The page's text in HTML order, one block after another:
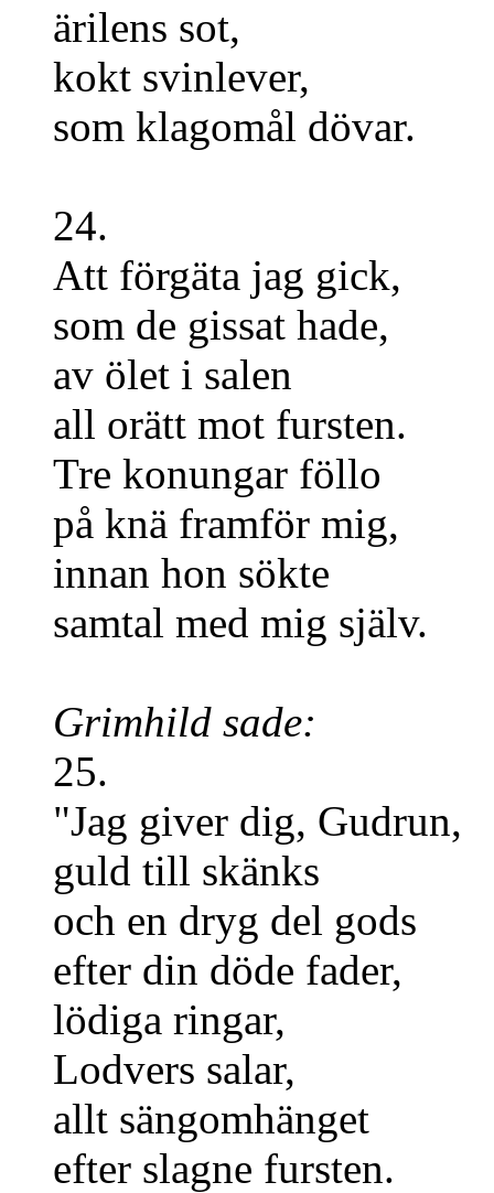
ärilens sot,
kokt svinlever,
som klagomål dövar.
24.
Att förgäta jag gick,
som de gissat hade,
av ölet i salen
all orätt mot fursten.
Tre konungar föllo
på knä framför mig,
innan hon sökte
samtal med mig själv.
Grimhild sade:
25.
"Jag giver dig, Gudrun,
guld till skänks
och en dryg del gods
efter din döde fader,
lödiga ringar,
Lodvers salar,
allt sängomhänget
efter slagne fursten.